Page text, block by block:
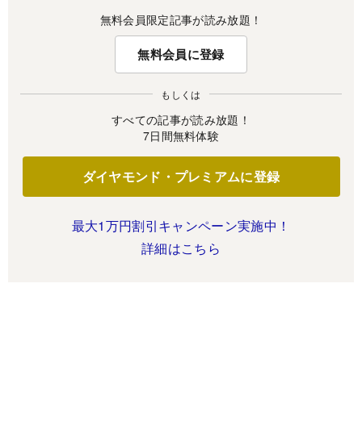
無料会員限定記事が読み放題！
無料会員に登録
もしくは
すべての記事が読み放題！
7日間無料体験
ダイヤモンド・プレミアムに登録
最大1万円割引キャンペーン実施中！
詳細はこちら